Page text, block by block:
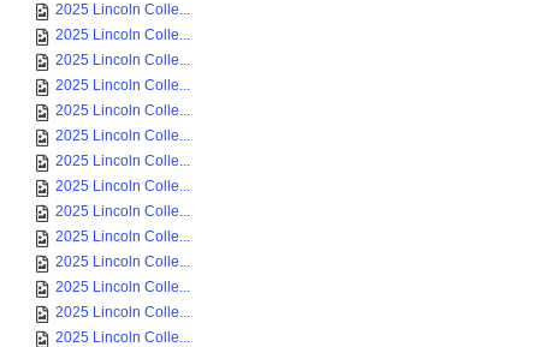
2025 Lincoln Colle...
2025 Lincoln Colle...
2025 Lincoln Colle...
2025 Lincoln Colle...
2025 Lincoln Colle...
2025 Lincoln Colle...
2025 Lincoln Colle...
2025 Lincoln Colle...
2025 Lincoln Colle...
2025 Lincoln Colle...
2025 Lincoln Colle...
2025 Lincoln Colle...
2025 Lincoln Colle...
2025 Lincoln Colle...